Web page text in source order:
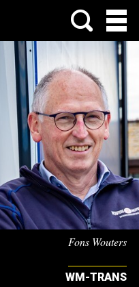
Menu
Fons Wouters
WM-TRANS